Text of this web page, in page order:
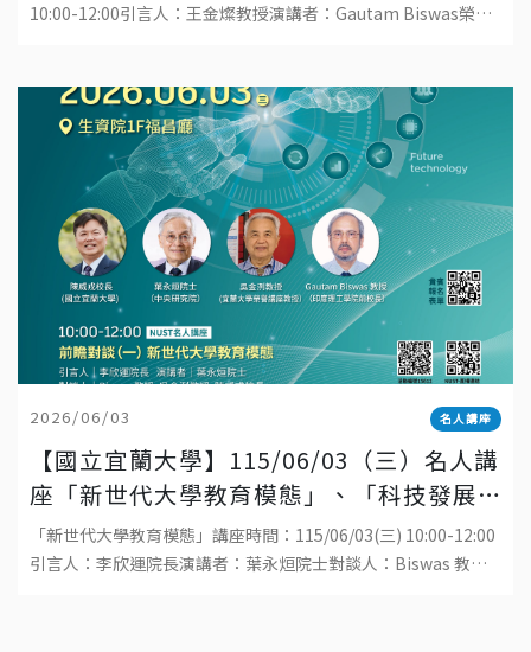
10:00-12:00引言人：王金燦教授演講者：Gautam Biswas榮譽
2026/06/03 名人講座
【國立宜蘭大學】115/06/03（三）名人講
座「新世代大學教育模態」、「科技發展
與工程教育的趨勢」
「新世代大學教育模態」講座時間：115/06/03(三) 10:00-12:00
引言人：李欣運院長演講者：葉永烜院士對談人：Biswas 教